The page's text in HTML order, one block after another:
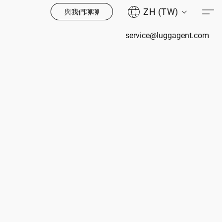
與我們聊聊 ZH (TW)
service@luggagent.com